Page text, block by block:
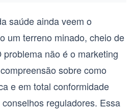
saúde ainda veem o
um terreno minado, cheio de
não é o marketing
sobre como
e em total conformidade
reguladores. Essa